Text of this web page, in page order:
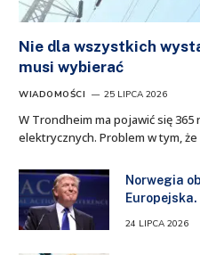
Nie dla wszystkich
musi wybierać
WIADOMOŚCI 25 LIPCA 2026
W Trondheim ma pojawić się
elektrycznych. Problem w tym,
Norwegia
24 LIPCA 2026